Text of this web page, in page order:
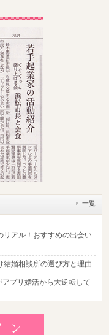
一覧
リアル！おすすめの出会い
婚相談所の選び方と理由
アプリ婚活から大逆転して